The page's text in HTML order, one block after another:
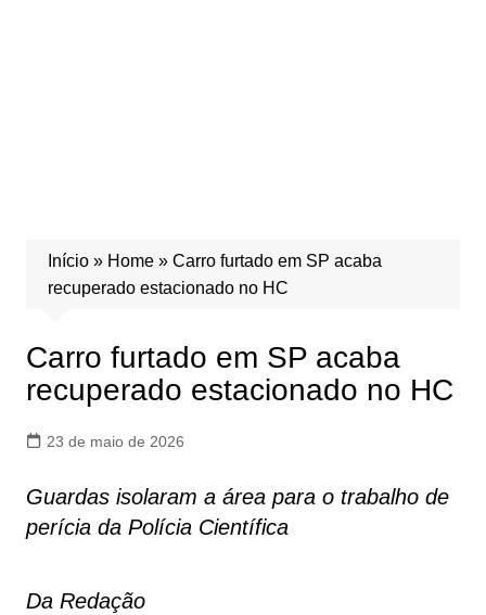
Início» Home» Carro furtado em SP acaba
recuperado estacionado no HC
Carro furtado em SP acaba
recuperado estacionado no HC
23 de maio de 2026
Guardas isolaram a área para o trabalho de
perícia da Polícia Científica
Da Redação